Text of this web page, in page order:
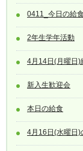
0411_今日の給
2年生学年活動
4月14日(月曜日)
新入生歓迎会
本日の給食
4月16日(水曜日)